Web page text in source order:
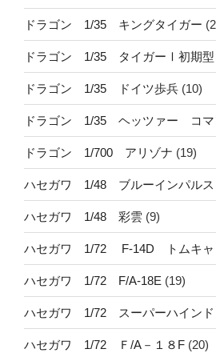
ドラゴン 1/35 キングタイガー
ドラゴン 1/35 タイガーⅠ初期型
ドラゴン 1/35 ドイツ歩兵 (10)
ドラゴン 1/35 ヘッツァー コマ
ドラゴン 1/700 アリゾナ (19)
ハセガワ 1/48 ブルーインパルス
ハセガワ 1/48 彩雲 (9)
ハセガワ 1/72 F-14D トムキ
ハセガワ 1/72 F/A-18E (19)
ハセガワ 1/72 スーパーハインド
ハセガワ 1/72 Ｆ/A－１８F (20)